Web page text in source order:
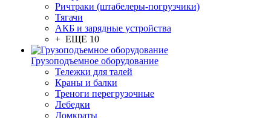
Ричтраки (штабелеры-погрузчики)
Тягачи
АКБ и зарядные устройства
+ ЕЩЕ 10
Грузоподъемное оборудование
Тележки для талей
Краны и балки
Треноги перегрузочные
Лебедки
Домкраты